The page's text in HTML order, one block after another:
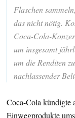
Flaschen
das nicht nötig.
Coca-Cola-
um insgesamt
um die Renditen
nachlassender
Coca-Cola kündigte
Einwegprodukte